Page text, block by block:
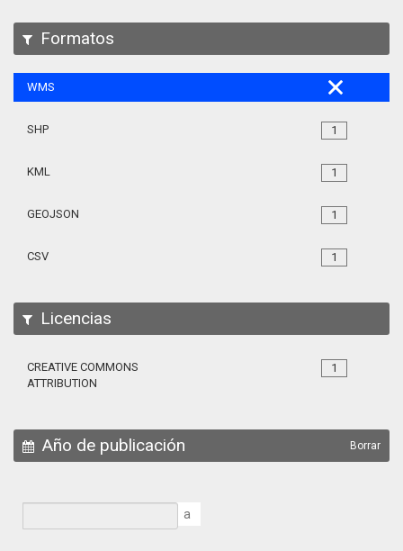
Formatos
WMS
1
SHP
1
KML
1
GEOJSON
1
CSV
Licencias
1
CREATIVE COMMONS
ATTRIBUTION
Año de publicación Borrar
a